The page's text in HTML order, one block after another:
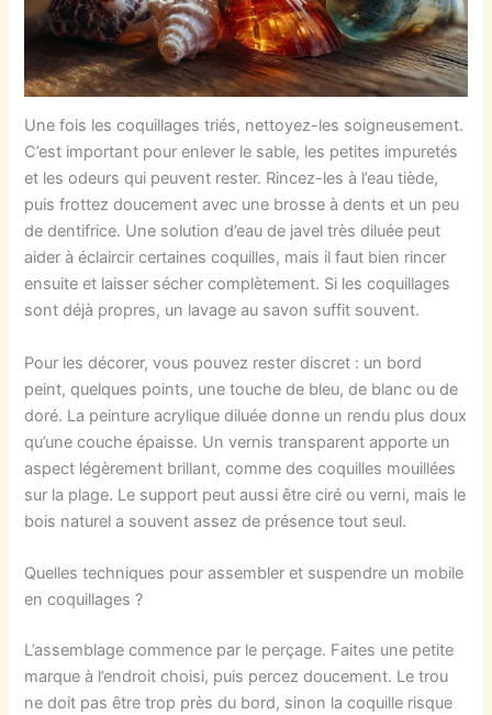
Une fois les coquillages triés, nettoyez-les soigneusement.
C’est important pour enlever le sable, les petites impuretés
et les odeurs qui peuvent rester. Rincez-les à l’eau tiède,
puis frottez doucement avec une brosse à dents et un peu
de dentifrice. Une solution d’eau de javel très diluée peut
aider à éclaircir certaines coquilles, mais il faut bien rincer
ensuite et laisser sécher complètement. Si les coquillages
sont déjà propres, un lavage au savon suffit souvent.
Pour les décorer, vous pouvez rester discret : un bord
peint, quelques points, une touche de bleu, de blanc ou de
doré. La peinture acrylique diluée donne un rendu plus doux
qu’une couche épaisse. Un vernis transparent apporte un
aspect légèrement brillant, comme des coquilles mouillées
sur la plage. Le support peut aussi être ciré ou verni, mais le
bois naturel a souvent assez de présence tout seul.
Quelles techniques pour assembler et suspendre un mobile
en coquillages ?
L’assemblage commence par le perçage. Faites une petite
marque à l’endroit choisi, puis percez doucement. Le trou
ne doit pas être trop près du bord, sinon la coquille risque